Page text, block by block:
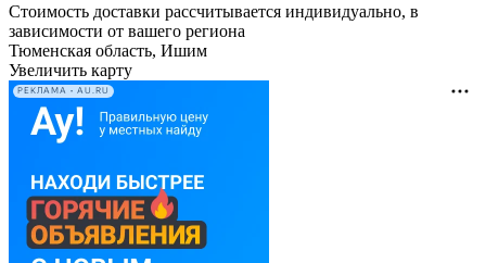
Стоимость доставки рассчитывается индивидуально, в
зависимости от вашего региона
Тюменская область, Ишим
Увеличить карту
РЕКЛАМА • AU.RU